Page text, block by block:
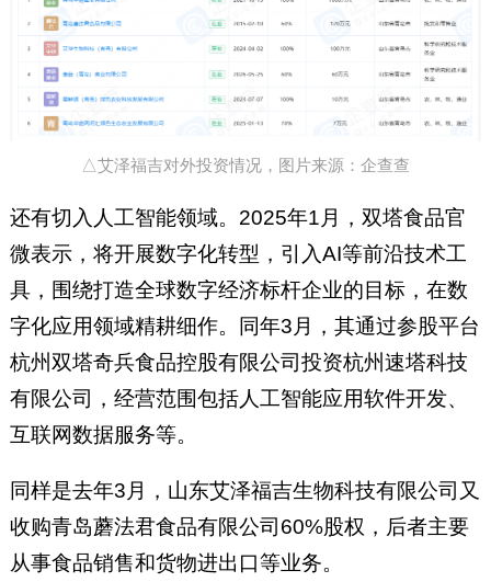
△艾泽福吉对外投资情况，图片来源：企查查
还有切入人工智能领域。2025年1月，双塔食品官
微表示，将开展数字化转型，引入AI等前沿技术工
具，围绕打造全球数字经济标杆企业的目标，在数
字化应用领域精耕细作。同年3月，其通过参股平台
杭州双塔奇兵食品控股有限公司投资杭州速塔科技
有限公司，经营范围包括人工智能应用软件开发、
互联网数据服务等。
同样是去年3月，山东艾泽福吉生物科技有限公司又
收购青岛蘑法君食品有限公司60%股权，后者主要
从事食品销售和货物进出口等业务。